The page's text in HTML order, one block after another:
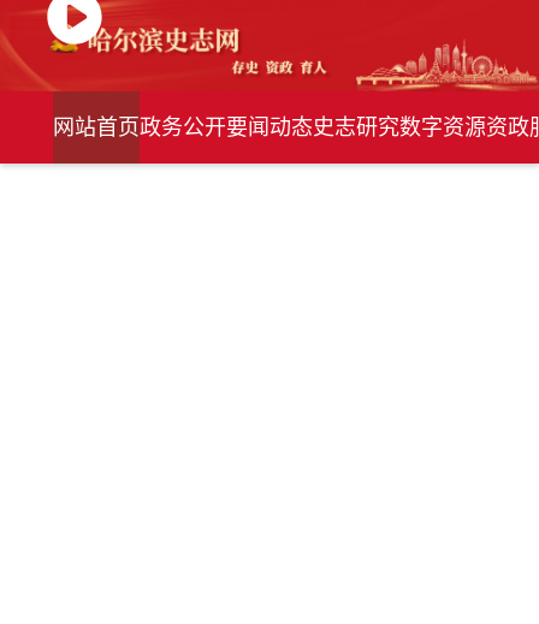
网站首页政务公开要闻动态史志研究数字资源资政